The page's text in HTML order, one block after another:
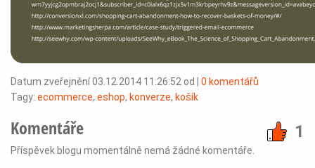
Datum zveřejnění 03.12.2014 11:26:52 od
0 komentářů
Tagy: ecommerce, eshop, konverze, košík
1
Komentáře
Příspěvek blogu momentálně nemá žádné komentáře.